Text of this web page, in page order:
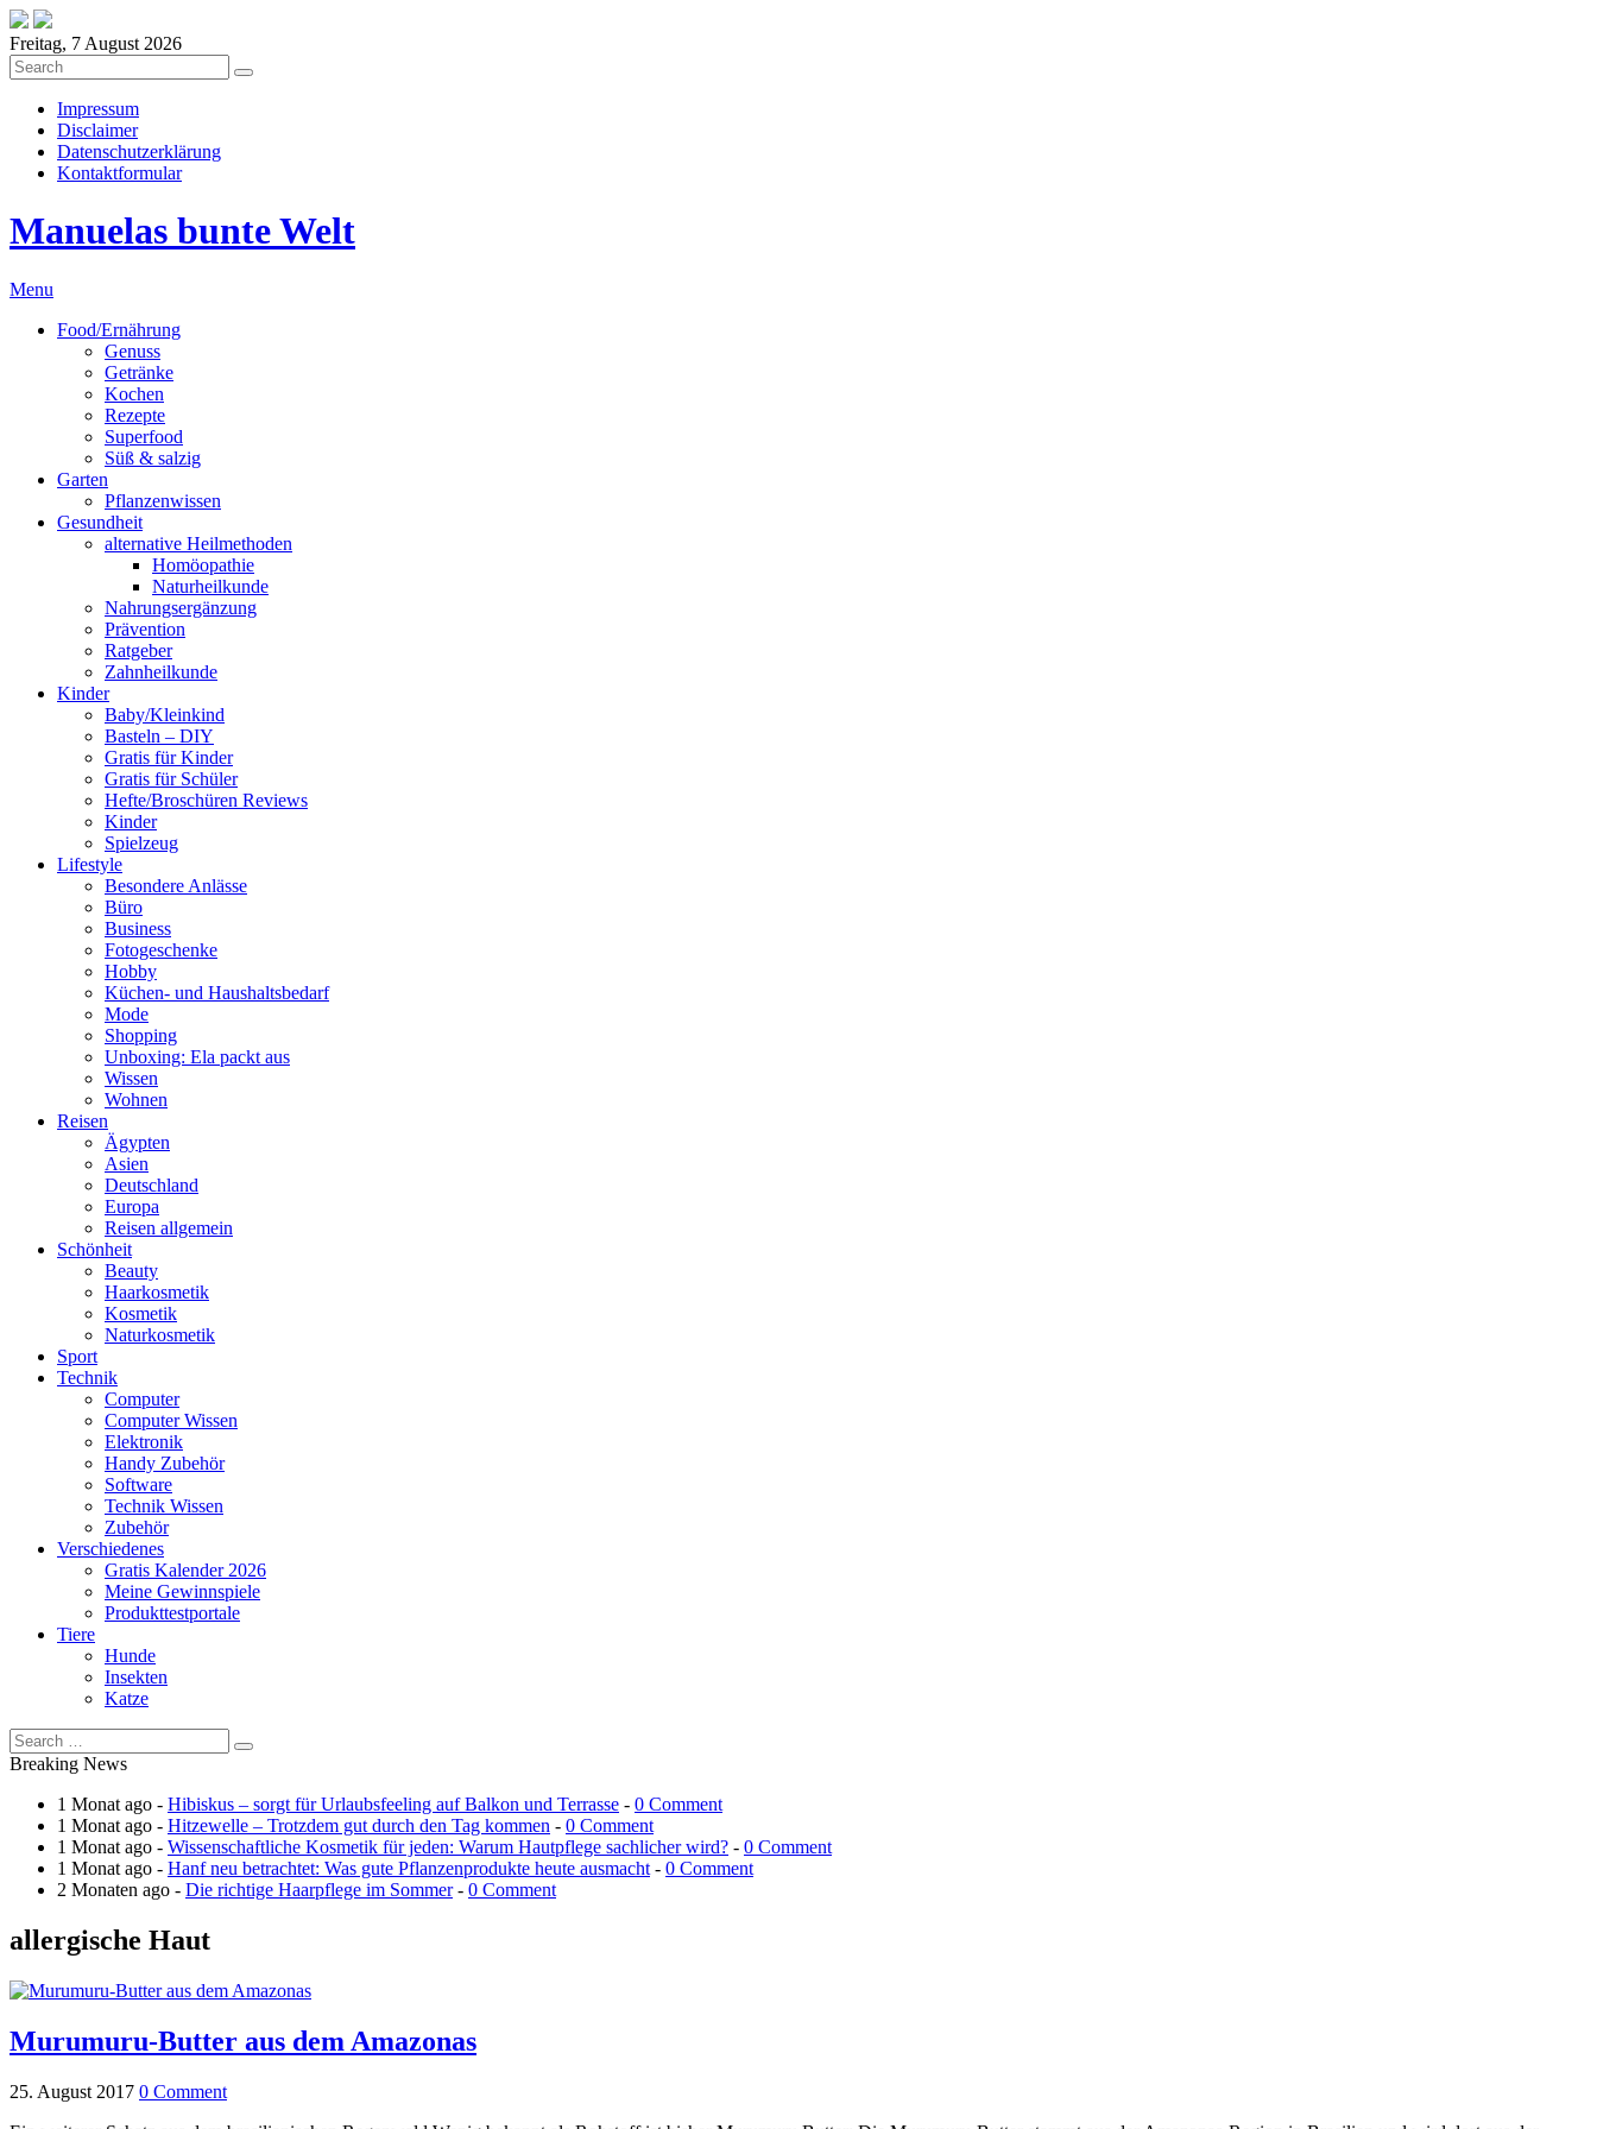
Freitag, 7 August 2026
Impressum
Disclaimer
Datenschutzerklärung
Kontaktformular
Manuelas bunte Welt
Menu
Food/Ernährung
Genuss
Getränke
Kochen
Rezepte
Superfood
Süß & salzig
Garten
Pflanzenwissen
Gesundheit
alternative Heilmethoden
Homöopathie
Naturheilkunde
Nahrungsergänzung
Prävention
Ratgeber
Zahnheilkunde
Kinder
Baby/Kleinkind
Basteln – DIY
Gratis für Kinder
Gratis für Schüler
Hefte/Broschüren Reviews
Kinder
Spielzeug
Lifestyle
Besondere Anlässe
Büro
Business
Fotogeschenke
Hobby
Küchen- und Haushaltsbedarf
Mode
Shopping
Unboxing: Ela packt aus
Wissen
Wohnen
Reisen
Ägypten
Asien
Deutschland
Europa
Reisen allgemein
Schönheit
Beauty
Haarkosmetik
Kosmetik
Naturkosmetik
Sport
Technik
Computer
Computer Wissen
Elektronik
Handy Zubehör
Software
Technik Wissen
Zubehör
Verschiedenes
Gratis Kalender 2026
Meine Gewinnspiele
Produkttestportale
Tiere
Hunde
Insekten
Katze
Breaking News
1 Monat ago - Hibiskus – sorgt für Urlaubsfeeling auf Balkon und Terrasse - 0 Comment
1 Monat ago - Hitzewelle – Trotzdem gut durch den Tag kommen - 0 Comment
1 Monat ago - Wissenschaftliche Kosmetik für jeden: Warum Hautpflege sachlicher wird? - 0 Comment
1 Monat ago - Hanf neu betrachtet: Was gute Pflanzenprodukte heute ausmacht - 0 Comment
2 Monaten ago - Die richtige Haarpflege im Sommer- 0 Comment
allergische Haut
Murumuru-Butter aus dem Amazonas
25. August 2017 0 Comment